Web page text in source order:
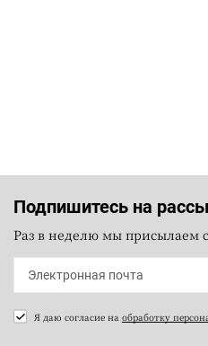
Подпишитесь на
Раз в неделю мы присылаем
Я даю согласие на обработку